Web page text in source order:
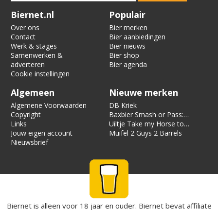
Verification code:
Biernet.nl
Over ons
Contact
Werk & stages
Samenwerken &
adverteren
Cookie instellingen
Populair
Bier merken
Bier aanbiedingen
Bier nieuws
Bier shop
Bier agenda
Algemeen
Algemene Voorwaarden
Copyright
Links
Jouw eigen account
Nieuwsbrief
Nieuwe merken
DB Kriek
Baxbier Smash or Pass:
Strata
Uiltje Take my Horse to
the Hotel Room
Muifel 2 Guys 2 Barrels
Biernet is alleen voor 18 jaar en ouder. Biernet bevat affiliate